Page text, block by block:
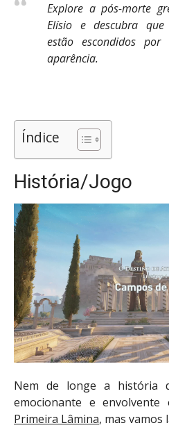
Explore a pós-morte
Elísio e descubra que
estão escondidos
aparência.
Índice
História/Jogo
Nem de longe a história
emocionante e
Primeira Lâmina, mas vamos